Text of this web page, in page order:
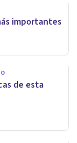
importantes
de esta